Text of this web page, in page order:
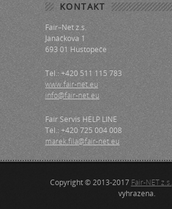
KONTAKT
Fair–Net z.s.
Janáčkova 1
693 01 Hustopeče
Tel.: +420 511 115 783
www.fair-net.eu
info@fair-net.eu
Fair Servis HELP LINE
Tel.: +420 725 004 008
marek.fila@fair-net.eu
Copyright © 2013-2017 Fair-NET z.s.
vyhrazena.